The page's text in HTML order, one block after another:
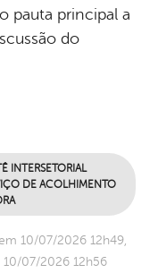
pauta principal a
do
INTERSETORIAL
DE ACOLHIMENTO
10/07/2026 12h49,
07/2026 12h56